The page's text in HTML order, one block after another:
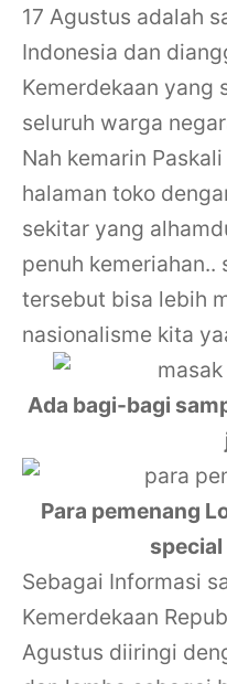
17 Agustus adalah
Indonesia dan
Kemerdekaan yang
seluruh warga
Nah kemarin
halaman toko
sekitar yang
penuh kemeriahan..
tersebut bisa lebih
nasionalisme kita
Ada bagi-bagi
Para pemenang
special
Sebagai Informasi
Kemerdekaan
Agustus diiringi